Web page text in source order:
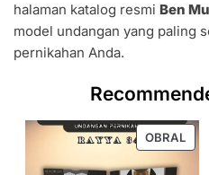
halaman katalog resmi Ben
model undangan yang paling
pernikahan Anda.
OBRAL